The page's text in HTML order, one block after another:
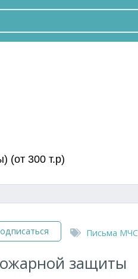
(от 300 т.р)
Письма МЧС
защиты